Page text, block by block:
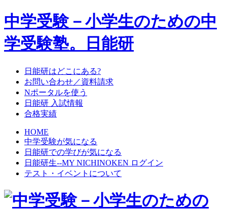
中学受験－小学生のための中
学受験塾。日能研
日能研はどこにある?
お問い合わせ／資料請求
Nポータルを使う
日能研 入試情報
合格実績
HOME
中学受験が気になる
日能研での学びが気になる
日能研生--MY NICHINOKEN ログイン
テスト・イベントについて